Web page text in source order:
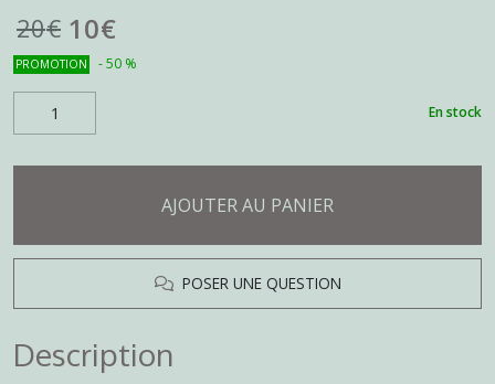
20€ 10€
PROMOTION -50 %
En stock
AJOUTER AU PANIER
POSER UNE QUESTION
Description